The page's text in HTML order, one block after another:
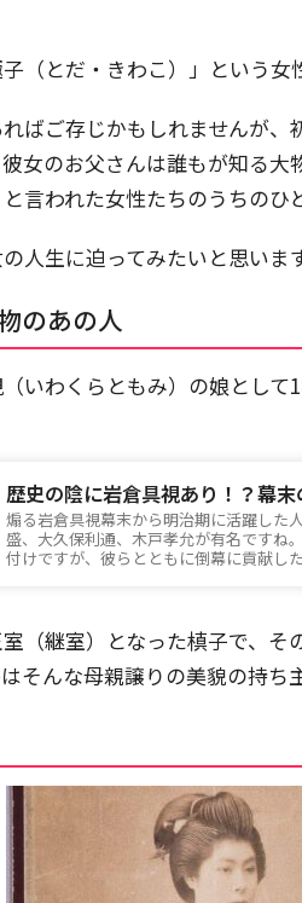
（とだ・きわこ）」という女
ばご存じかもしれませんが
女のお父さんは誰もが知る
言われた女性たちのうちのひ
人生に迫ってみたいと思います
のあの人
いわくらともみ）の娘とし
歴史の陰に岩倉具視あり！？幕
煽る岩倉具視幕末から明治期に活躍した
盛、大久保利通、木戸孝允が有名ですね
付けですが、彼らとともに倒幕に貢献し
（継室）となった槙子で、
そんな母親譲りの美貌の持ち